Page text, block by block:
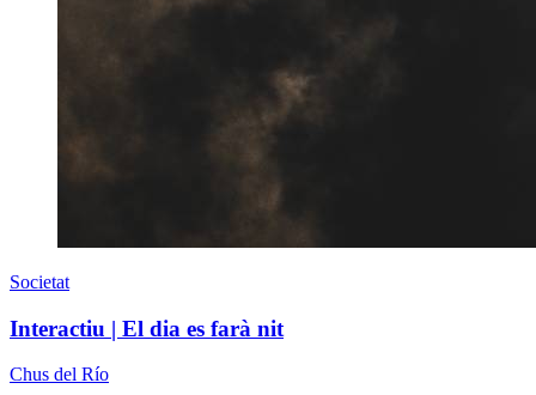
Societat
Interactiu | El dia es farà nit
Chus del Río